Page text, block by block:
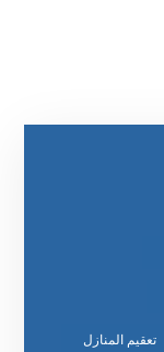
تعقيم المنازل